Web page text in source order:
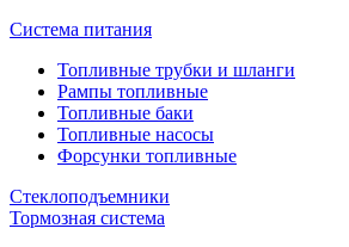
Система питания
Топливные трубки и шланги
Рампы топливные
Топливные баки
Топливные насосы
Форсунки топливные
Стеклоподъемники
Тормозная система